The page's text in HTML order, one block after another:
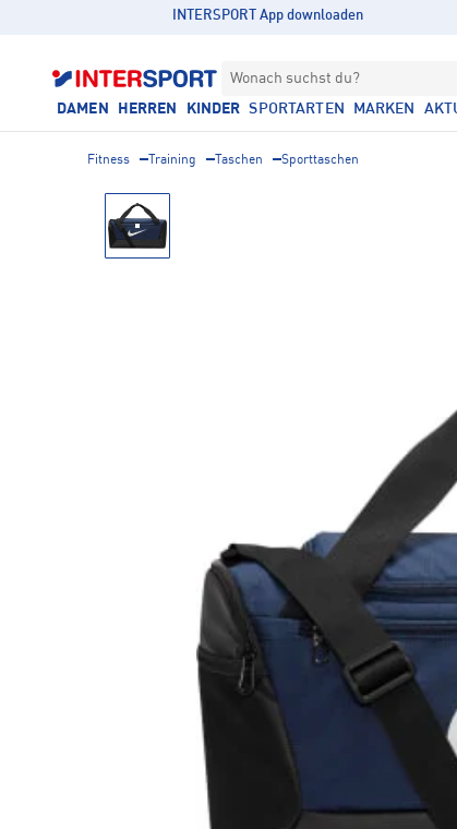
INTERSPORT App downloaden
Wonach suchst du?
DAMEN HERREN KINDER SPORTARTEN MARKEN
Fitness Training Taschen Sporttaschen